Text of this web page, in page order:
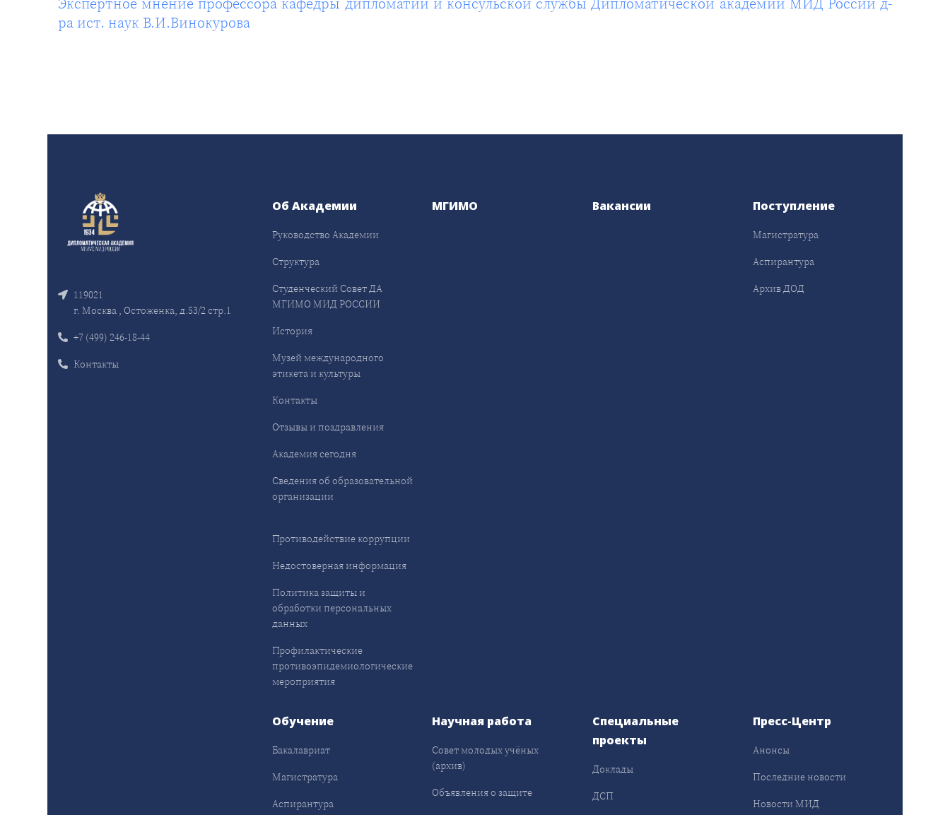
ра ист. наук В.И.Винокурова
119021
г. Москва , Остоженка, д.53/2 стр.1
+7 (499) 246-18-44
Контакты
Об Академии
Руководство Академии
Структура
Студенческий Совет ДА
МГИМО МИД РОССИИ
История
Музей международного
этикета и культуры
Контакты
Отзывы и поздравления
Академия сегодня
Сведения об образовательной
организации
Противодействие коррупции
Недостоверная информация
Политика защиты и
обработки персональных
данных
Профилактические
противоэпидемиологические
мероприятия
МГИМО Вакансии Поступление
Магистратура
Аспирантура
Архив ДОД
Обучение
Бакалавриат
Магистратура
Аспирантура
Научная работа
Совет молодых учёных
(архив)
Объявления о защите
Специальные
проекты
Доклады
ДСП
Пресс-Центр
Анонсы
Последние новости
Новости МИД